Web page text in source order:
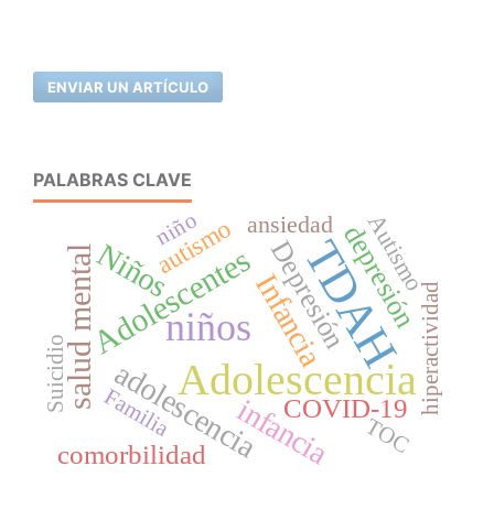
ENVIAR UN ARTÍCULO
PALABRAS CLAVE
TDAH
Adolescencia
niños
Adolescentes
salud mental Infancia
adolescencia
Niños
infancia
Depresióndepresión
comorbilidad
COVID-19
autismo Autismo
ansiedad
TOC
Familia hiperactividad
niño
Suicidio